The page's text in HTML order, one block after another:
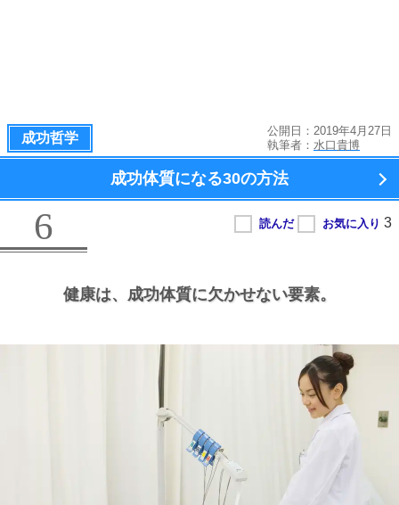
成功哲学
公開日：2019年4月27日
執筆者： 水口貴博
成功体質になる30の方法
6
健康は、 成功体質に欠かせない要素。